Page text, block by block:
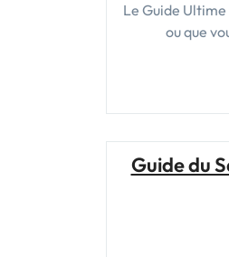
Le Guide
ou que
Guide du